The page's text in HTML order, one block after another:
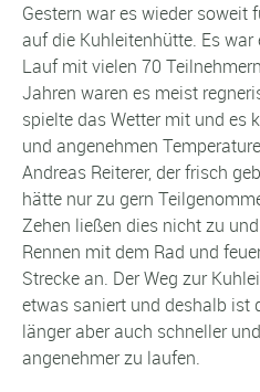
Gestern war es wieder
auf die Kuhleitenhütte. Es
Lauf mit vielen 70
Jahren waren es meist
spielte das Wetter mit und es
und angenehmen
Andreas Reiterer, der frisch
hätte nur zu gern
Zehen ließen dies nicht zu
Rennen mit dem Rad und
Strecke an. Der Weg zur
etwas saniert und deshalb ist
länger aber auch schneller
angenehmer zu laufen.